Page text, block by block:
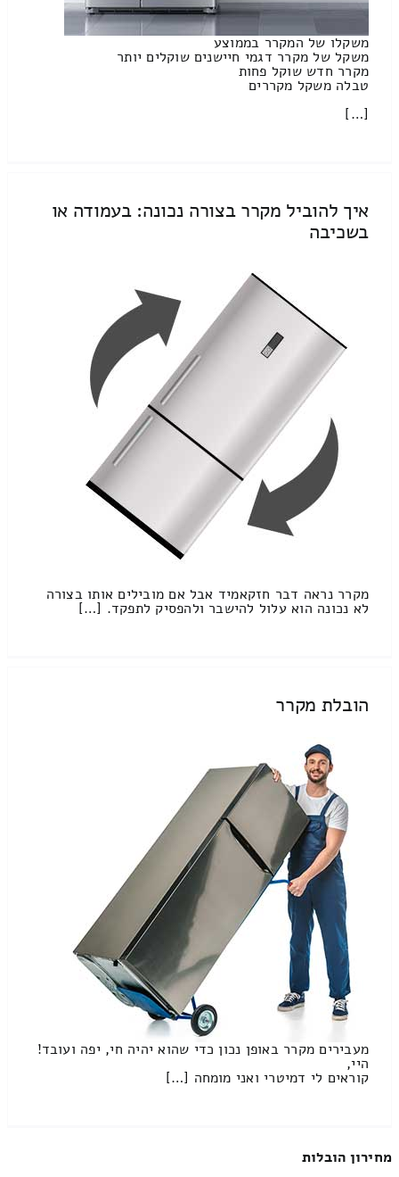
משקלו של המקרר בממוצע
משקל של מקרר דגמי חיישנים שוקלים יותר
מקרר חדש שוקל פחות
טבלה משקל מקררים
[…]
איך להוביל מקרר בצורה נכונה: בעמודה או
בשכיבה
מקרר נראה דבר חזקאמיד אבל אם מובילים אותו בצורה
לא נכונה הוא עלול להישבר ולהפסיק לתפקד. […]
הובלת מקרר
מעבירים מקרר באופן נכון כדי שהוא יהיה חי, יפה ועובד!
היי,
קוראים לי דמיטרי ואני מומחה […]
מחירון הובלות